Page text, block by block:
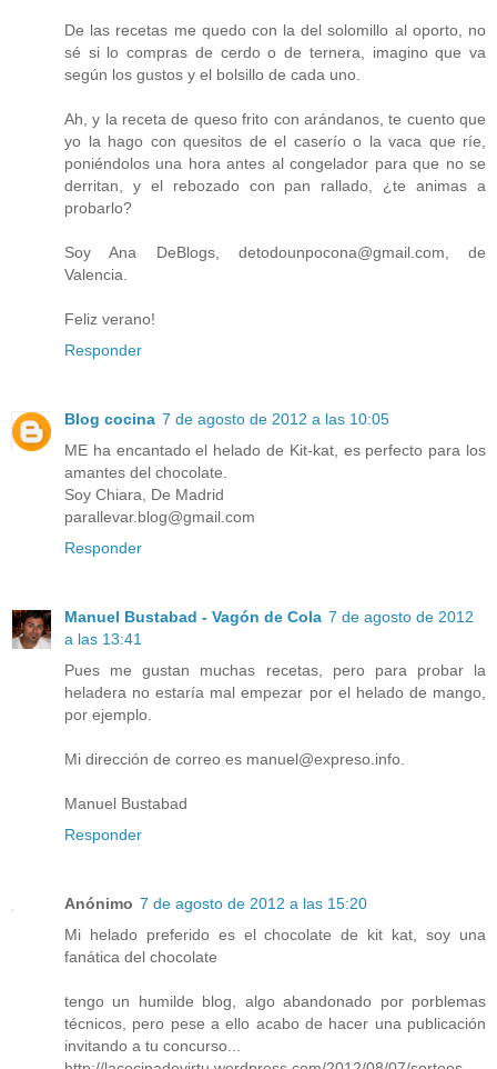
De las recetas me quedo con la del solomillo al oporto, no
sé si lo compras de cerdo o de ternera, imagino que va
según los gustos y el bolsillo de cada uno.
Ah, y la receta de queso frito con arándanos, te cuento que
yo la hago con quesitos de el caserío o la vaca que ríe,
poniéndolos una hora antes al congelador para que no se
derritan, y el rebozado con pan rallado, ¿te animas a
probarlo?
Soy Ana DeBlogs, detodounpocona@gmail.com, de
Valencia.
Feliz verano!
Responder
Blog cocina 7 de agosto de 2012 a las 10:05
ME ha encantado el helado de Kit-kat, es perfecto para los
amantes del chocolate.
Soy Chiara, De Madrid
parallevar.blog@gmail.com
Responder
Manuel Bustabad - Vagón de Cola 7 de agosto de 2012
a las 13:41
Pues me gustan muchas recetas, pero para probar la
heladera no estaría mal empezar por el helado de mango,
por ejemplo.
Mi dirección de correo es manuel@expreso.info.
Manuel Bustabad
Responder
Anónimo 7 de agosto de 2012 a las 15:20
Mi helado preferido es el chocolate de kit kat, soy una
fanática del chocolate
tengo un humilde blog, algo abandonado por porblemas
técnicos, pero pese a ello acabo de hacer una publicación
invitando a tu concurso...